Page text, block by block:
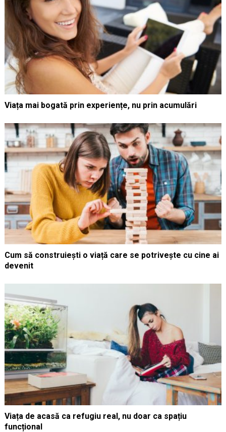
Viața mai bogată prin experiențe, nu prin acumulări
Cum să construiești o viață care se potrivește cu cine ai
devenit
Viața de acasă ca refugiu real, nu doar ca spațiu
funcțional